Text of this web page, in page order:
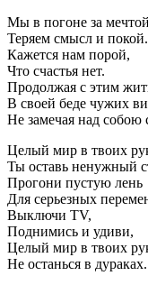
Мы в погоне за мечтой
Теряем смысл и покой.
Кажется нам порой,
Что счастья нет.
Продолжая с этим
В своей беде чужих
Не замечая над собою
Целый мир в твоих
Ты оставь ненужный
Прогони пустую лень
Для серьезных
Выключи TV,
Поднимись и удиви,
Целый мир в твоих
Не останься в дураках.